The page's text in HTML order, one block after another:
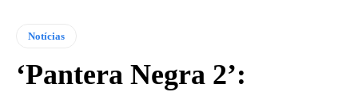
Notícias
‘Pantera Negra 2’: